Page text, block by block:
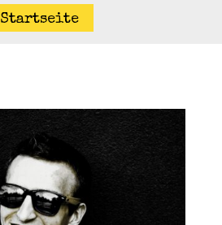
Startseite